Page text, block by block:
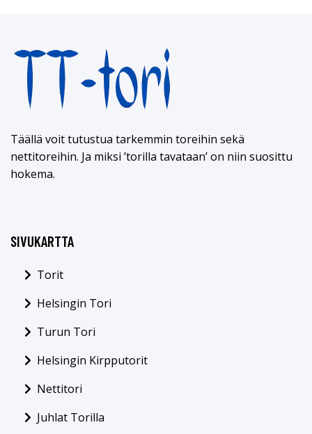
Täällä voit tutustua tarkemmin toreihin sekä
nettitoreihin. Ja miksi ’torilla tavataan’ on niin suosittu
hokema.
SIVUKARTTA
Torit
Helsingin Tori
Turun Tori
Helsingin Kirpputorit
Nettitori
Juhlat Torilla